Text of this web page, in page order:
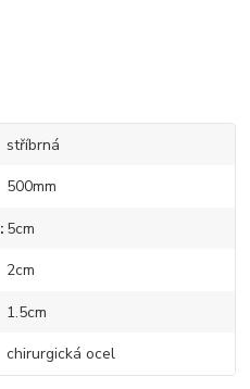
stříbrná
500mm
5cm
2cm
1.5cm
chirurgická ocel